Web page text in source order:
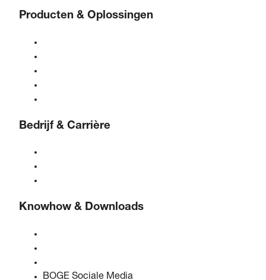
Producten & Oplossingen
Bedrijf & Carrière
Knowhow & Downloads
BOGE Sociale Media